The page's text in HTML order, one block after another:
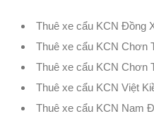
Thuê xe cẩu KCN Đồng
Thuê xe cẩu KCN Chơn
Thuê xe cẩu KCN Chơn
Thuê xe cẩu KCN Việt
Thuê xe cẩu KCN Nam